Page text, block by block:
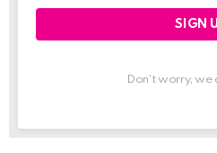
Don't worry, we